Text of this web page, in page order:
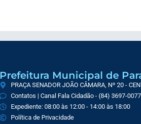
Prefeitura Municipal de
PRAÇA SENADOR JOÃO CÂMARA, Nº 20 -
Contatos | Canal Fala Cidadão - (84) 3697-0077
Expediente: 08:00 às 12:00 - 14:00 às 18:00
Política de Privacidade